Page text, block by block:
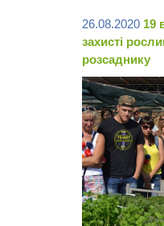
26.08.2020 19
захисті
розсаднику